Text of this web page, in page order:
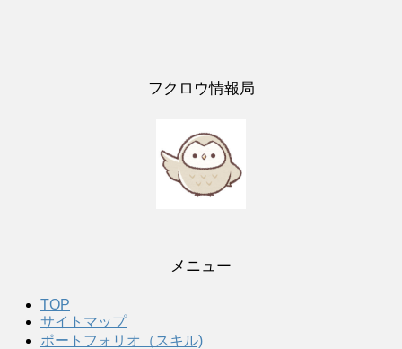
フクロウ情報局
メニュー
TOP
サイトマップ
ポートフォリオ（スキル)